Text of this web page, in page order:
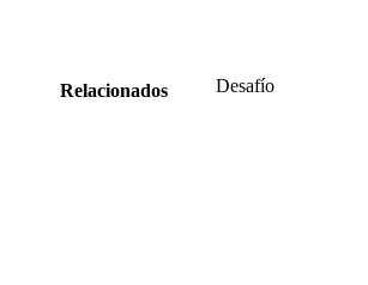
Relacionados Desafío